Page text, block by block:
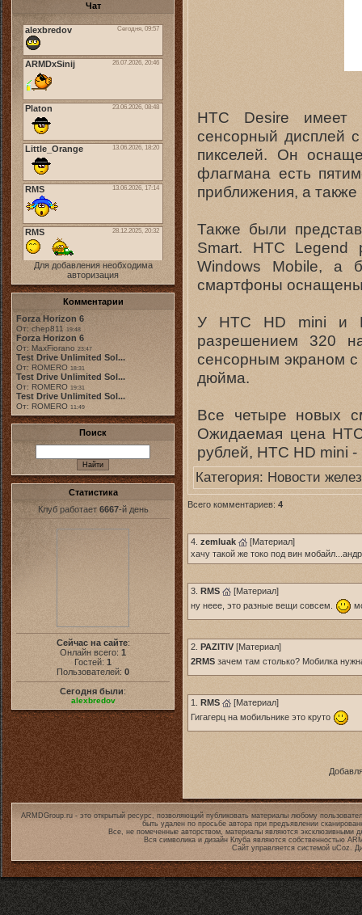
Чат
Для добавления необходима
авторизация
Комментарии
Forza Horizon 6
От: chep811 19:48
Forza Horizon 6
От: MaxFiorano 23:47
Test Drive Unlimited Sol...
От: ROMERO 18:31
Test Drive Unlimited Sol...
От: ROMERO 19:31
Test Drive Unlimited Sol...
От: ROMERO 11:49
Поиск
Статистика
Клуб работает 6667-й день
Сейчас на сайте:
Онлайн всего: 1
Гостей: 1
Пользователей: 0
Сегодня были:
alexbredov
HTC Desire имеет
сенсорный дисплей
пикселей. Он
флагмана есть
приближения, а
Также были
Smart. HTC Legend
Windows Mobile, а
смартфоны
У HTC HD mini и
разрешением 320
сенсорным экраном
дюйма.
Все четыре новых
Ожидаемая цена
рублей, HTC HD mini
Категория: Новоcти
Всего комментариев: 4
4. zemluak [Материал]
хачу такой же токо под вин
3. RMS [Материал]
ну неее, это разные вещи совсем.
2. PAZITIV [Материал]
2RMS зачем там столько? Мобилка
1. RMS [Материал]
Гигагерц на мобильнике это круто
ARMDGroup.ru - это открытый ресурс, позволяющий публиковать материалы любому
быть удален по просьбе автора при предъявлении
Все, не помеченные авторством, материалы являются эксклюзивными
Вся символика и дизайн Клуба являются собственностью
Сайт управляется системой uCoz.